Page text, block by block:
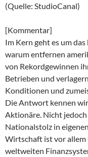
(Quelle: StudioCanal)
[Kommentar]
Im Kern geht es um
warum entfernen
von Rekordgewinnen
Betrieben und
Konditionen und
Die Antwort kennen
Aktionäre. Nicht
Nationalstolz in
Wirtschaft ist vor allem
weltweiten